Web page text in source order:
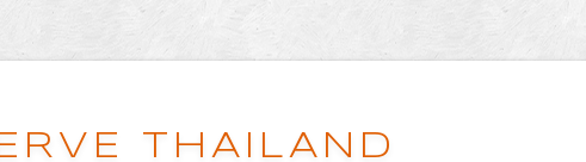
THAILAND